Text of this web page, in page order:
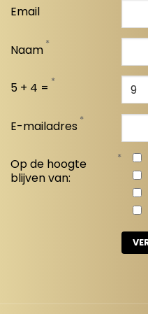
Email
Naam *
5 + 4 = *
E-mailadres *
Op de hoogte
blijven van:
*